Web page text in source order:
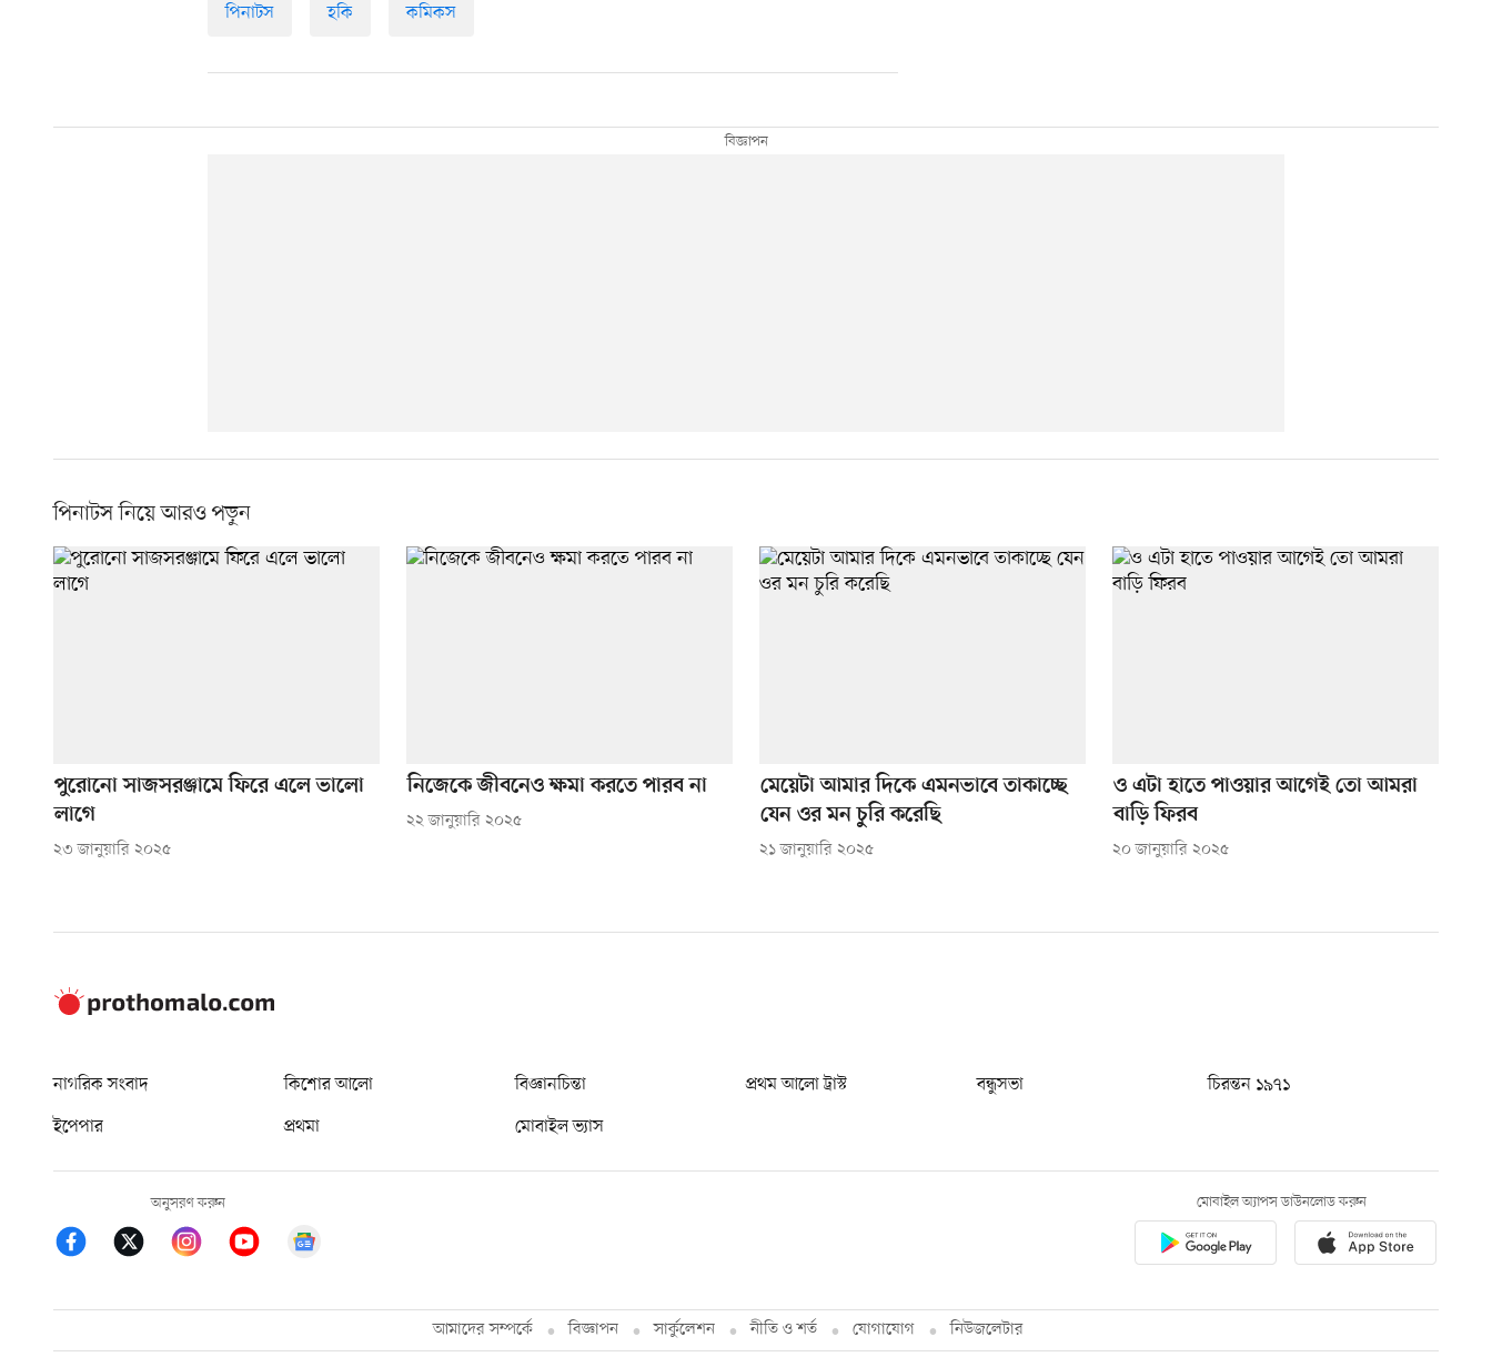
পিনাটস হকি কমিকস
পিনাটস নিয়ে আরও পড়ুন
পুরোনো সাজসরঞ্জামে ফিরে এলে ভালো
লাগে
২৩ জানুয়ারি ২০২৫
নিজেকে জীবনেও ক্ষমা করতে পারব না
২২ জানুয়ারি ২০২৫
মেয়েটা আমার দিকে এমনভাবে তাকাচ্ছে
যেন ওর মন চুরি করেছি
২১ জানুয়ারি ২০২৫
ও এটা হাতে পাওয়ার আগেই তো আমরা
বাড়ি ফিরব
২০ জানুয়ারি ২০২৫
নাগরিক সংবাদ কিশোর আলো বিজ্ঞানচিন্তা প্রথম আলো ট্রাস্ট বন্ধুসভা
চিরন্তন ১৯৭১
ইপেপার
প্রথমা মোবাইল ভ্যাস
অনুসরণ করুন মোবাইল অ্যাপস ডাউনলোড করুন
আমাদের সম্পর্কে বিজ্ঞাপন সার্কুলেশন নীতি ও শর্ত যোগাযোগ নিউজলেটার